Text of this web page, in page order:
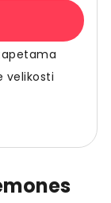
velikosti